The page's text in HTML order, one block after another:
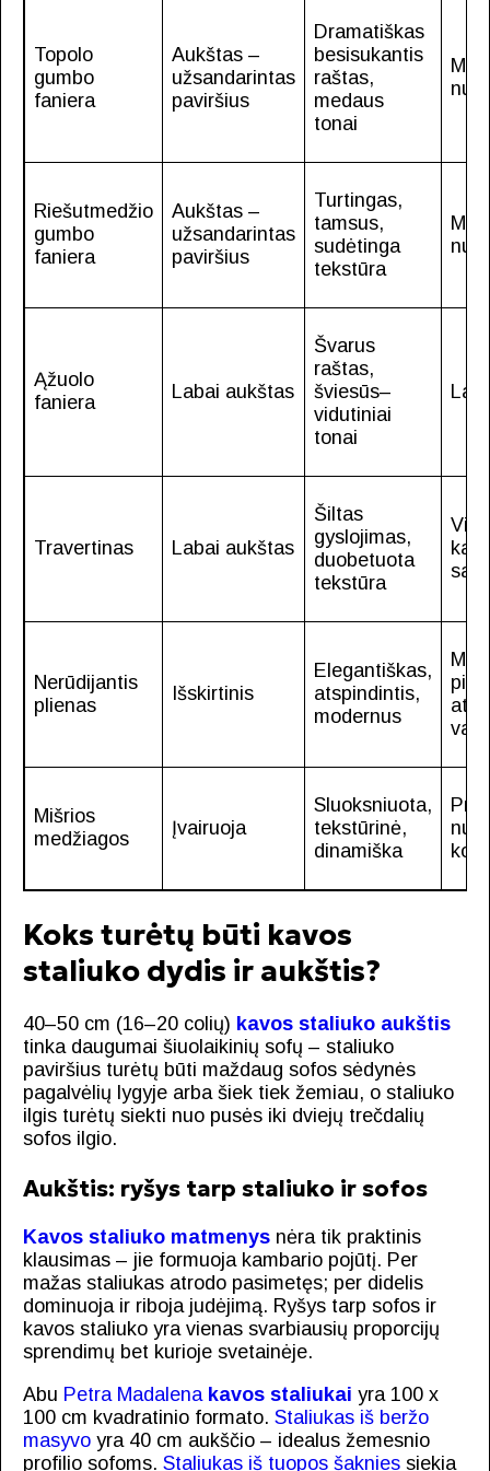
Topolo
gumbo
faniera
Aukštas –
užsandarintas
paviršius
Dramatiškas
besisukantis
raštas,
medaus
tonai
Riešutmedžio
gumbo
faniera
Aukštas –
užsandarintas
paviršius
Turtingas,
tamsus,
sudėtinga
tekstūra
Ąžuolo
faniera
Labai aukštas
Švarus
raštas,
šviesūs–
vidutiniai
tonai
Travertinas Labai aukštas
Šiltas
gyslojimas,
duobetuota
tekstūra
Nerūdijantis
plienas
Išskirtinis
Elegantiškas,
atspindintis,
modernus
Mišrios
medžiagos
Įvairuoja
Sluoksniuota,
tekstūrinė,
dinamiška
nuo
Koks turėtų būti kavos
staliuko dydis ir aukštis?
40–50 cm (16–20 colių) kavos staliuko aukštis
tinka daugumai šiuolaikinių sofų – staliuko
paviršius turėtų būti maždaug sofos sėdynės
pagalvėlių lygyje arba šiek tiek žemiau, o staliuko
ilgis turėtų siekti nuo pusės iki dviejų trečdalių
sofos ilgio.
Aukštis: ryšys tarp staliuko ir sofos
Kavos staliuko matmenys nėra tik praktinis
klausimas – jie formuoja kambario pojūtį. Per
mažas staliukas atrodo pasimetęs; per didelis
dominuoja ir riboja judėjimą. Ryšys tarp sofos ir
kavos staliuko yra vienas svarbiausių proporcijų
sprendimų bet kurioje svetainėje.
Abu Petra Madalena kavos staliukai yra 100 x
100 cm kvadratinio formato. Staliukas iš beržo
masyvo yra 40 cm aukščio – idealus žemesnio
profilio sofoms. Staliukas iš tuopos šaknies siekia